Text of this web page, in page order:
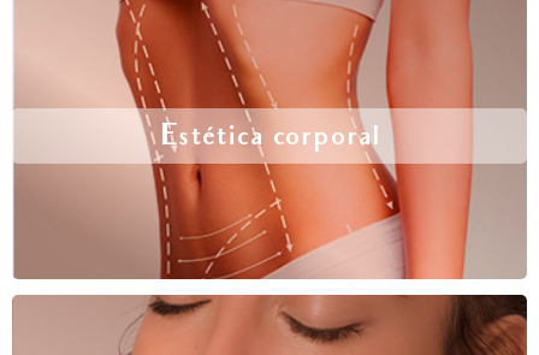
Estética corporal